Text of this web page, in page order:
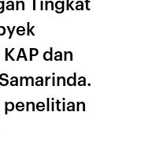
dan
penelitian